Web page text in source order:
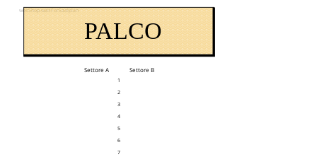
webShop.waitForSaalplan
PALCO
Settore A Settore B
1
2
3
4
5
6
7